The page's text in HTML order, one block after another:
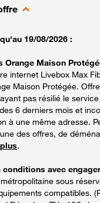
19/08/2026 :
Orange Maison
internet Livebox Max
Maison Protégée.
pas résilié le
6 derniers mois et
à une même adresse.
des offres, de
.
avec
sous
compatibles.